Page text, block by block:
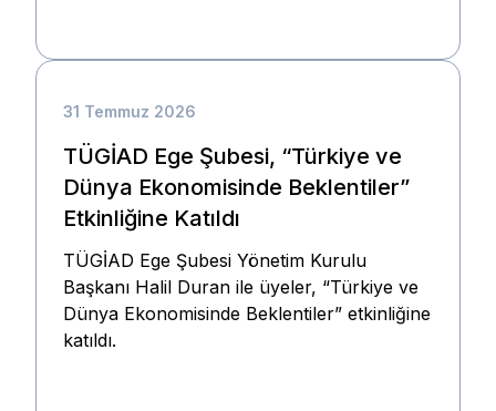
31 Temmuz 2026
TÜGİAD Ege Şubesi, “Türkiye ve
Dünya Ekonomisinde Beklentiler”
Etkinliğine Katıldı
TÜGİAD Ege Şubesi Yönetim Kurulu
Başkanı Halil Duran ile üyeler, “Türkiye ve
Dünya Ekonomisinde Beklentiler” etkinliğine
katıldı.